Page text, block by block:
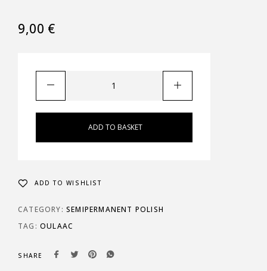
9,00 €
ADD TO BASKET
ADD TO WISHLIST
CATEGORY: SEMIPERMANENT POLISH
TAG: OULAAC
SHARE